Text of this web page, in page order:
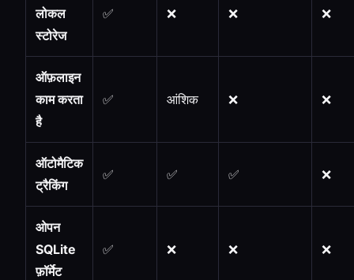
लोकल
स्टोरेज
✅ ❌ ❌ ❌
ऑफ़लाइन
काम करता
है
✅ आंशिक ❌ ❌
ऑटोमैटिक
ट्रैकिंग
✅ ✅ ✅ ❌
ओपन
SQLite
फ़ॉर्मेट
✅ ❌ ❌ ❌